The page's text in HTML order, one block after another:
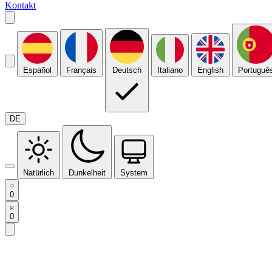
Kontakt
Español Français Deutsch Italiano English
DE
Natürlich Dunkelheit System
0
0